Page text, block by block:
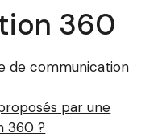
360
de communication
par une
360 ?